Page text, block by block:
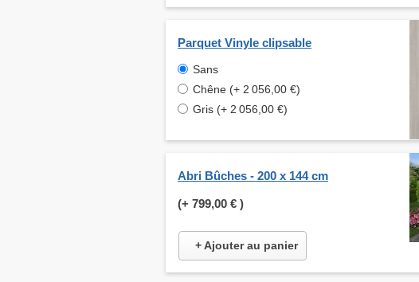
Parquet Vinyle clipsable
Sans
Chêne (+ 2 056,00 €)
Gris (+ 2 056,00 €)
Abri Bûches - 200 x 144 cm
(+ 799,00 € )
+ Ajouter au panier